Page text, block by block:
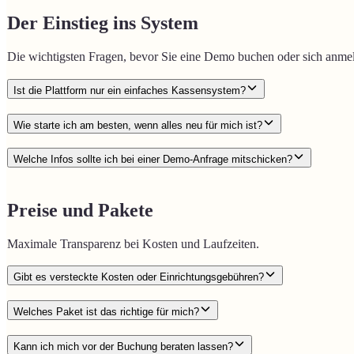
Der Einstieg ins System
Die wichtigsten Fragen, bevor Sie eine Demo buchen oder sich
Ist die Plattform nur ein einfaches Kassensystem?
Wie starte ich am besten, wenn alles neu für mich ist?
Welche Infos sollte ich bei einer Demo-Anfrage mitschicken?
Preise und Pakete
Maximale Transparenz bei Kosten und Laufzeiten.
Gibt es versteckte Kosten oder Einrichtungsgebühren?
Welches Paket ist das richtige für mich?
Kann ich mich vor der Buchung beraten lassen?